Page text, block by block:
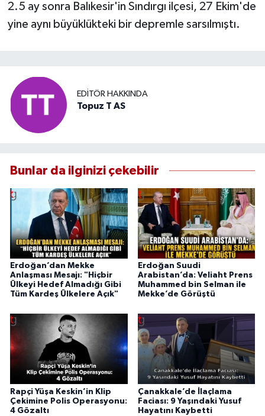
2.5 ay sonra Balıkesir'in Sındırgı ilçesi, 27 Ekim'de
yine aynı büyüklükteki bir depremle sarsılmıştı.
EDITÖR HAKKINDA
Topuz T AS
Bunlar da ilginizi çekebilir
Erdoğan’dan Mekke
Anlaşması Mesajı: "Hiçbir
Ülkeyi Hedef Almadığı Gibi
Tüm Kardeş Ülkelere Açık"
Erdoğan Suudi
Arabistan’da: Veliaht Prens
Muhammed bin Selman ile
Mekke’de Görüştü
Rapçi Yüşa Keskin’in Klip
Çekimine Polis Operasyonu:
4 Gözaltı
Çanakkale’de İlaçlama
Faciası: 9 Yaşındaki Yusuf
Hayatını Kaybetti